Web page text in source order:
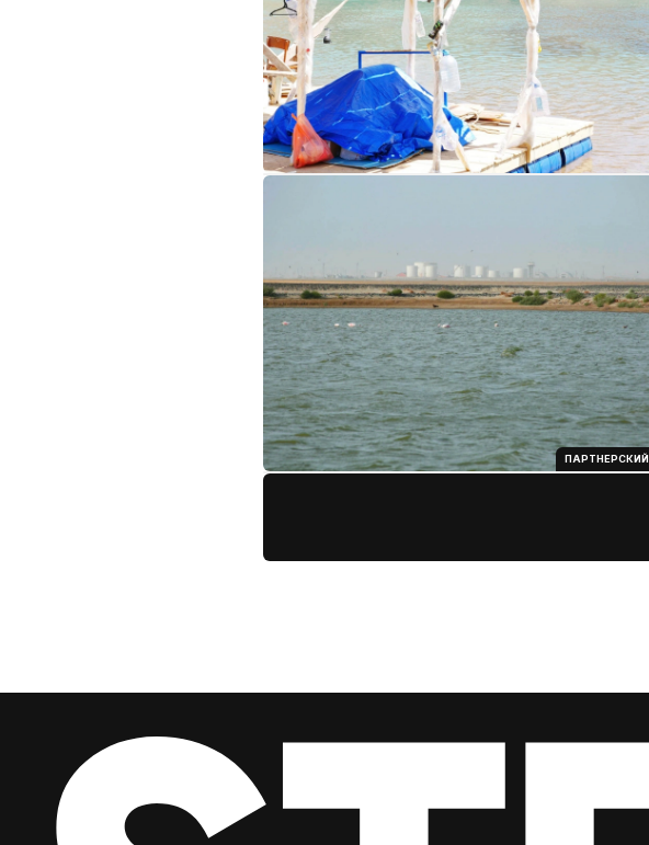
ПАРТНЕРСКИЙ